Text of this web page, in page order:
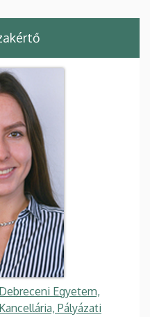
Debreceni Egyetem,
Kancellária, Pályázati